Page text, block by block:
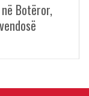
Botëror,